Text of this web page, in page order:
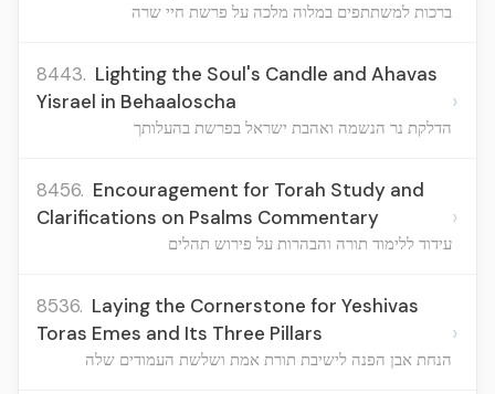
ברכות למשתתפים במלוה מלכה על פרשת חיי שרה
8443. Lighting the Soul's Candle and Ahavas
Yisrael in Behaaloscha
הדלקת נר הנשמה ואהבת ישראל בפרשת בהעלותך
›
8456. Encouragement for Torah Study and
Clarifications on Psalms Commentary
עידוד ללימוד תורה והבהרות על פירוש תהלים
›
8536. Laying the Cornerstone for Yeshivas
Toras Emes and Its Three Pillars
הנחת אבן הפנה לישיבת תורת אמת ושלשת העמודים שלה
›